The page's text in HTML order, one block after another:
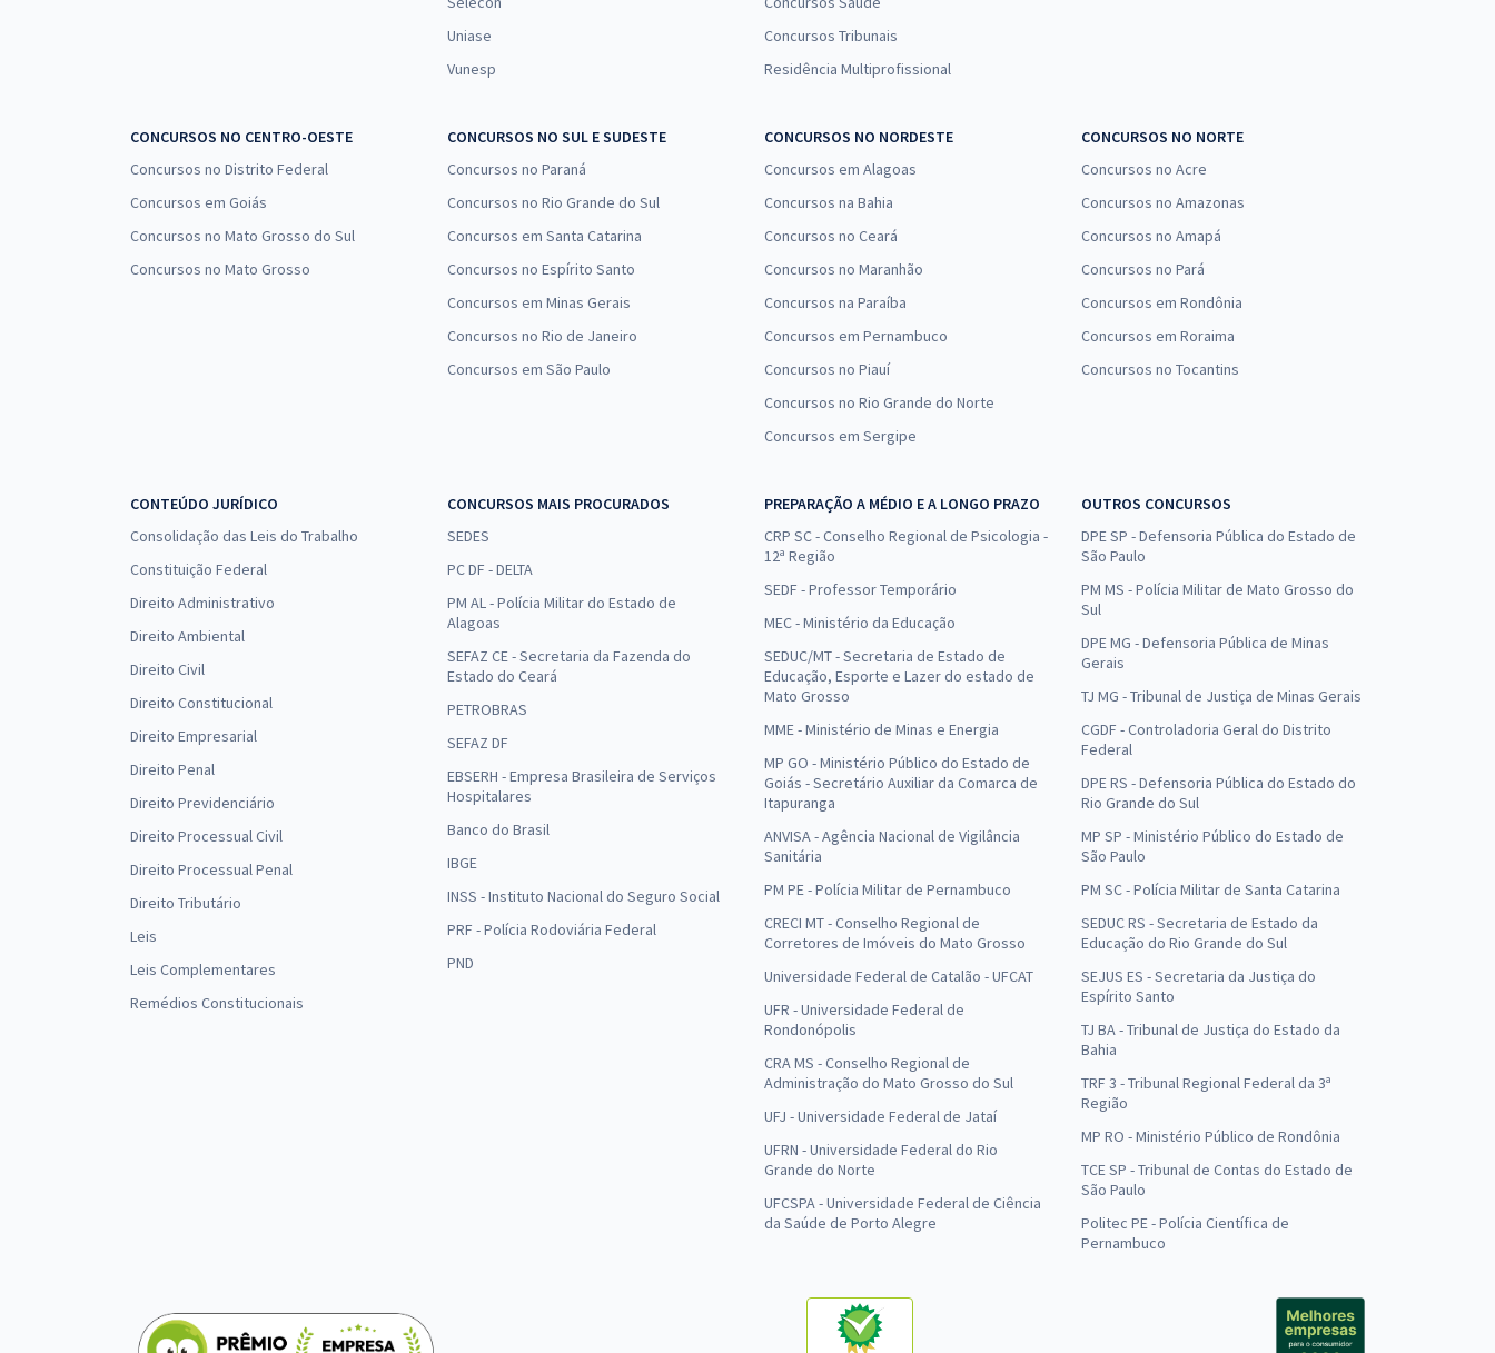
Uniase
Vunesp
Concursos Tribunais
Residência Multiprofissional
CONCURSOS NO CENTRO-OESTE
Concursos no Distrito Federal
Concursos em Goiás
Concursos no Mato Grosso do Sul
Concursos no Mato Grosso
CONCURSOS NO SUL E SUDESTE
Concursos no Paraná
Concursos no Rio Grande do Sul
Concursos em Santa Catarina
Concursos no Espírito Santo
Concursos em Minas Gerais
Concursos no Rio de Janeiro
Concursos em São Paulo
CONCURSOS NO NORDESTE
Concursos em Alagoas
Concursos na Bahia
Concursos no Ceará
Concursos no Maranhão
Concursos na Paraíba
Concursos em Pernambuco
Concursos no Piauí
Concursos no Rio Grande do Norte
Concursos em Sergipe
CONCURSOS NO NORTE
Concursos no Acre
Concursos no Amazonas
Concursos no Amapá
Concursos no Pará
Concursos em Rondônia
Concursos em Roraima
Concursos no Tocantins
CONTEÚDO JURÍDICO
Consolidação das Leis do Trabalho
Constituição Federal
Direito Administrativo
Direito Ambiental
Direito Civil
Direito Constitucional
Direito Empresarial
Direito Penal
Direito Previdenciário
Direito Processual Civil
Direito Processual Penal
Direito Tributário
Leis
Leis Complementares
Remédios Constitucionais
CONCURSOS MAIS PROCURADOS
SEDES
PC DF - DELTA
PM AL - Polícia Militar do Estado de
Alagoas
SEFAZ CE - Secretaria da Fazenda do
Estado do Ceará
PETROBRAS
SEFAZ DF
EBSERH - Empresa Brasileira de Serviços
Hospitalares
Banco do Brasil
IBGE
INSS - Instituto Nacional do Seguro Social
PRF - Polícia Rodoviária Federal
PND
PREPARAÇÃO A MÉDIO E A LONGO PRAZO
CRP SC - Conselho Regional de Psicologia -
12ª Região
SEDF - Professor Temporário
MEC - Ministério da Educação
SEDUC/MT - Secretaria de Estado de
Educação, Esporte e Lazer do estado de
Mato Grosso
MME - Ministério de Minas e Energia
MP GO - Ministério Público do Estado de
Goiás - Secretário Auxiliar da Comarca de
Itapuranga
ANVISA - Agência Nacional de Vigilância
Sanitária
PM PE - Polícia Militar de Pernambuco
CRECI MT - Conselho Regional de
Corretores de Imóveis do Mato Grosso
Universidade Federal de Catalão - UFCAT
UFR - Universidade Federal de
Rondonópolis
CRA MS - Conselho Regional de
Administração do Mato Grosso do Sul
UFJ - Universidade Federal de Jataí
UFRN - Universidade Federal do Rio
Grande do Norte
UFCSPA - Universidade Federal de Ciência
da Saúde de Porto Alegre
OUTROS CONCURSOS
DPE SP - Defensoria Pública do Estado de
São Paulo
PM MS - Polícia Militar de Mato Grosso do
Sul
DPE MG - Defensoria Pública de Minas
Gerais
TJ MG - Tribunal de Justiça de Minas Gerais
CGDF - Controladoria Geral do Distrito
Federal
DPE RS - Defensoria Pública do Estado do
Rio Grande do Sul
MP SP - Ministério Público do Estado de
São Paulo
PM SC - Polícia Militar de Santa Catarina
SEDUC RS - Secretaria de Estado da
Educação do Rio Grande do Sul
SEJUS ES - Secretaria da Justiça do
Espírito Santo
TJ BA - Tribunal de Justiça do Estado da
Bahia
TRF 3 - Tribunal Regional Federal da 3ª
Região
MP RO - Ministério Público de Rondônia
TCE SP - Tribunal de Contas do Estado de
São Paulo
Politec PE - Polícia Científica de
Pernambuco